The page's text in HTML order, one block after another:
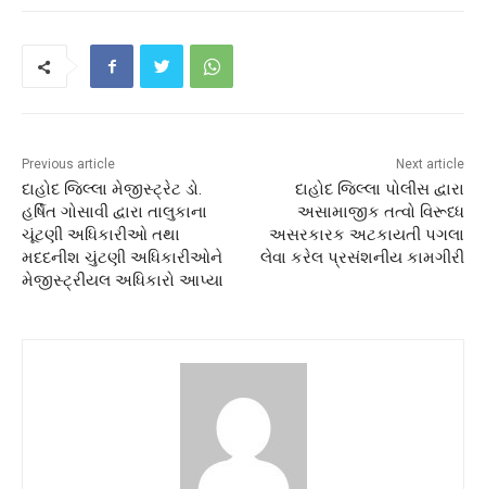
Previous article
દાહોદ જિલ્લા મેજીસ્ટ્રેટ ડો.
હર્ષિત ગોસાવી દ્વારા તાલુકાના
ચૂંટણી અધિકારીઓ તથા
મદદનીશ ચુંટણી અધિકારીઓને
મેજીસ્ટ્રીયલ અધિકારો આપ્યા
Next article
દાહોદ જિલ્લા પોલીસ દ્વારા
અસામાજીક તત્વો વિરૂધ્ધ
અસરકારક અટકાયતી પગલા
લેવા કરેલ પ્રસંશનીય કામગીરી